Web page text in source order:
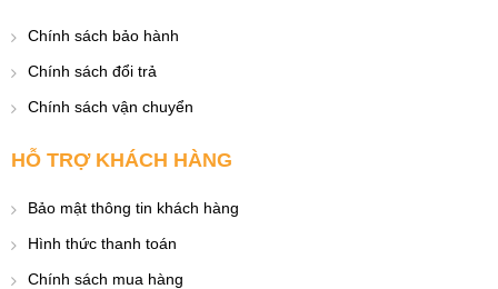
Chính sách bảo hành
Chính sách đổi trả
Chính sách vận chuyển
HỖ TRỢ KHÁCH HÀNG
Bảo mật thông tin khách hàng
Hình thức thanh toán
Chính sách mua hàng